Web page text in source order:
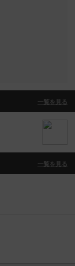
一覧を見る
一覧を見る